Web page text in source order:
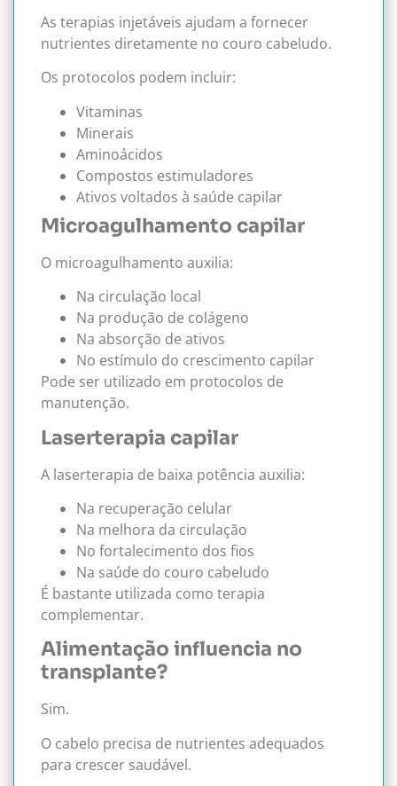
As terapias injetáveis ajudam a fornecer
nutrientes diretamente no couro cabeludo.
Os protocolos podem incluir:
Vitaminas
Minerais
Aminoácidos
Compostos estimuladores
Ativos voltados à saúde capilar
Microagulhamento capilar
O microagulhamento auxilia:
Na circulação local
Na produção de colágeno
Na absorção de ativos
No estímulo do crescimento capilar
Pode ser utilizado em protocolos de
manutenção.
Laserterapia capilar
A laserterapia de baixa potência auxilia:
Na recuperação celular
Na melhora da circulação
No fortalecimento dos fios
Na saúde do couro cabeludo
É bastante utilizada como terapia
complementar.
Alimentação influencia no
transplante?
Sim.
O cabelo precisa de nutrientes adequados
para crescer saudável.